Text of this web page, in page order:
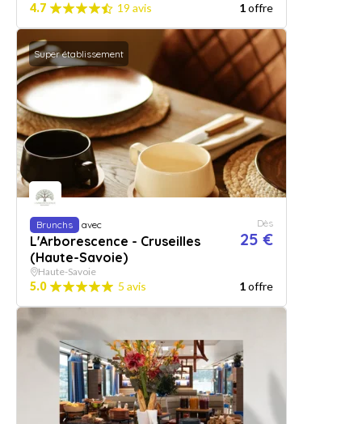
4.7 19 avis 1offre
Super établissement
Brunchs avec
L'Arborescence - Cruseilles
(Haute-Savoie)
Dès
25 €
Haute-Savoie
5.0 5 avis 1offre